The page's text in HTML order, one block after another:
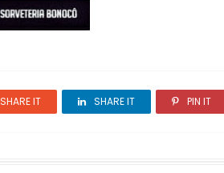
SHARE IT SHARE IT PIN IT